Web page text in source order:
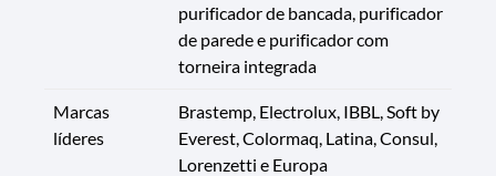
purificador de bancada, purificador
de parede e purificador com
torneira integrada
Marcas
líderes
Brastemp, Electrolux, IBBL, Soft by
Everest, Colormaq, Latina, Consul,
Lorenzetti e Europa